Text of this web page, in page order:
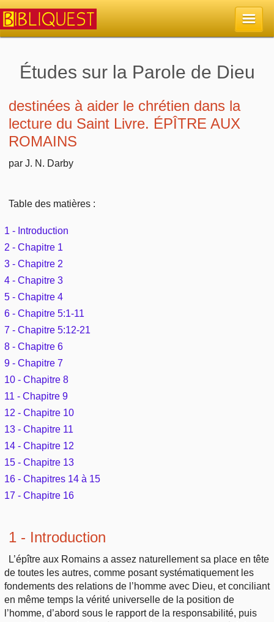
Retour à l'accueil
Autres sites chrétiens
Outils
Paramètres
Lisez la Bible
Rechercher (concordance)
Au sujet de la Bible
Études et commentaires par passage
Versets Classés
Lecture Journalière
Sujets
Tous les sujets
Dieu
La Bible
L'Évangile, le Salut
Mort, résurrection
L'Église, l'Assemblée
Prophétie
Sanctification
Vie pratique
Mariage, famille
Études et commentaires par passage
Personnages bibliques
Édification
Commentaires journaliers
COURS Bibliques - GUIDES de lecture
Pour débuter
Rechercher dans le site
Sujets de A à Z
Ouvrages de A à Z
Auteurs de A à Z
Rechercher dans la Bible
Études et commentaires par passage
Dictionnaires bibliques
Sommaires
Aperçus Livres de la Bible
Autres FAQ
Études sur la Parole de Dieu
destinées à aider le chrétien dans la
lecture du Saint Livre. ÉPÎTRE AUX
ROMAINS
par J. N. Darby
Table des matières :
1 - Introduction
2 - Chapitre 1
3 - Chapitre 2
4 - Chapitre 3
5 - Chapitre 4
6 - Chapitre 5:1-11
7 - Chapitre 5:12-21
8 - Chapitre 6
9 - Chapitre 7
10 - Chapitre 8
11 - Chapitre 9
12 - Chapitre 10
13 - Chapitre 11
14 - Chapitre 12
15 - Chapitre 13
16 - Chapitres 14 à 15
17 - Chapitre 16
1 - Introduction
L’épître aux Romains a assez naturellement sa place en tête
de toutes les autres, comme posant systématiquement les
fondements des relations de l’homme avec Dieu, et conciliant
en même temps la vérité universelle de la position de
l’homme, d’abord sous le rapport de la responsabilité, puis